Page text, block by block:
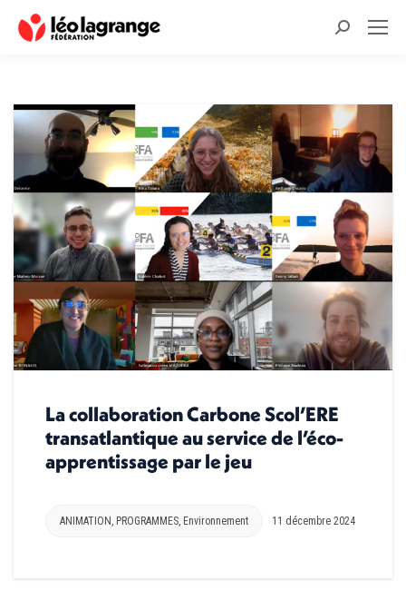
Recherche
La collaboration Carbone Scol’ERE
transatlantique au service de l’éco-
apprentissage par le jeu
ANIMATION, PROGRAMMES, Environnement 11 décembre 2024